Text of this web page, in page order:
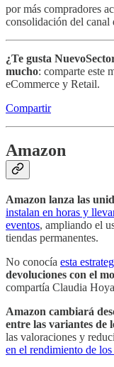
por más compradores
consolidación del canal
¿Te gusta
mucho: comparte este
eCommerce y Retail.
Compartir
Amazon
Amazon lanza las
instalan en horas y
eventos, ampliando el
tiendas permanentes.
No conocía esta
devoluciones con el
compartía Claudia
Amazon cambiará
entre las variantes de
las valoraciones y
en el rendimiento de